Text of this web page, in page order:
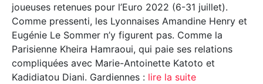
joueuses retenues pour l’Euro 2022 (6-31 juillet).
Comme pressenti, les Lyonnaises Amandine Henry et
Eugénie Le Sommer n’y figurent pas. Comme la
Parisienne Kheira Hamraoui, qui paie ses relations
compliquées avec Marie-Antoinette Katoto et
Kadidiatou Diani. Gardiennes : lire la suite